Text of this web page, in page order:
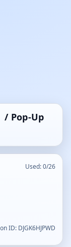
/ Pop-Up
Used:0/26
ID: DJGK6HJPWD